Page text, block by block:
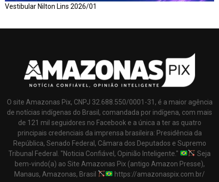
Vestibular Nilton Lins 2026/01
O site Amazonas Pix, CNPJ 32.688.550/0001-31, é a maior agência
de notícias indígenas do Brasil, comandada por indígena, com mais
de 121 mil seguidores no Facebook e a única a ter as quatro
principais credenciais da imprensa brasileira: Presidência da
República, Senado Federal, Câmara dos Deputados e Supremo
Tribunal Federal. "Noticia Confiável, Opinião Inteligente."
Seja
bem-vindo(a) ao Site Amazonas Pix (antigo Amazon Presse),
Manaus, Amazonas, Brasil
https://amazonaspix.com.br/